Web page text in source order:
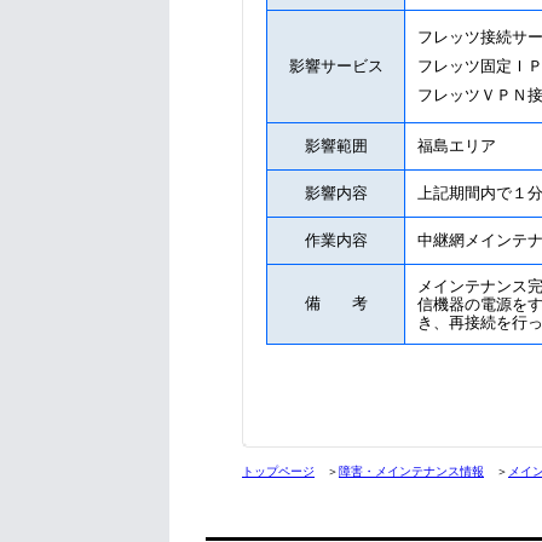
影響サービス
フレッツ接続サ
フレッツ固定Ｉ
フレッツＶＰＮ
影響範囲 福島エリア
影響内容 上記期間内で１
作業内容 中継網メインテ
備 考
メインテナンス
信機器の電源を
き、再接続を行
トップページ ＞障害・メインテナンス情報 ＞ メイ